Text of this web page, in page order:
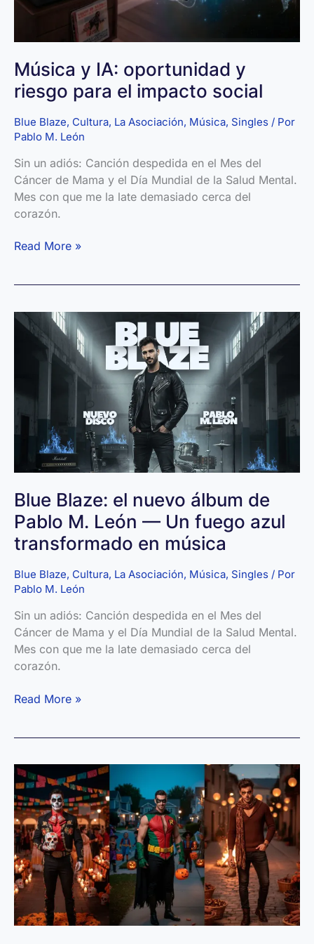
Música y IA: oportunidad y
riesgo para el impacto social
Blue Blaze, Cultura, La Asociación, Música, Singles / Por
Pablo M. León
Sin un adiós: Canción despedida en el Mes del
Cáncer de Mama y el Día Mundial de la Salud Mental.
Mes con que me la late demasiado cerca del
corazón.
Música
y
riesgo
social
Read More »
Blue Blaze: el nuevo álbum de
Pablo M. León — Un fuego azul
transformado en música
Blue Blaze, Cultura, La Asociación, Música, Singles / Por
Pablo M. León
Sin un adiós: Canción despedida en el Mes del
Cáncer de Mama y el Día Mundial de la Salud Mental.
Mes con que me la late demasiado cerca del
corazón.
Blue
álbum
de
Pablo
M.
León
—
Un
fuego
azul
transformado
Read More »